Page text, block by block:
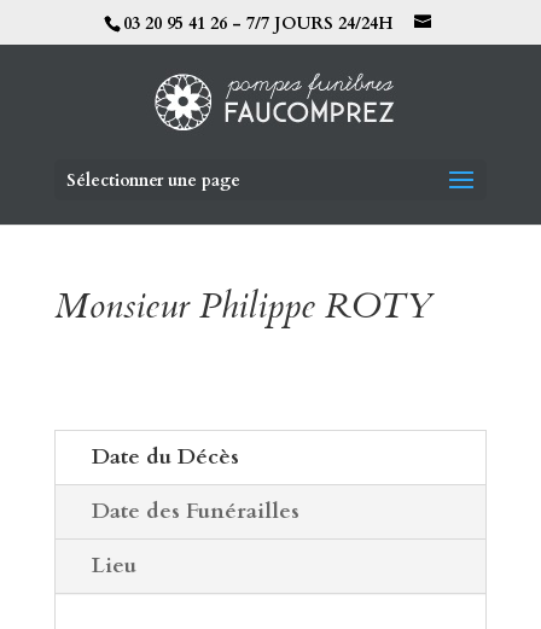
03 20 95 41 26 - 7/7 JOURS 24/24H
Sélectionner une page
Monsieur Philippe ROTY
Date du Décès
Date des Funérailles
Lieu